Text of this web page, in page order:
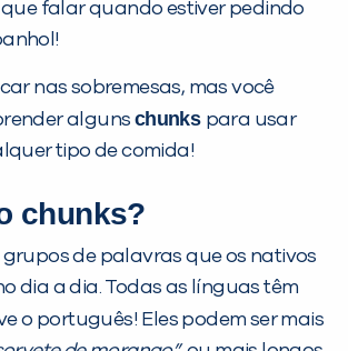
falar quando estiver pedindo
nas sobremesas, mas você
alguns chunks para usar
tipo de comida!
chunks?
grupos de palavras que os nativos
dia a dia. Todas as línguas têm
o português! Eles podem ser mais